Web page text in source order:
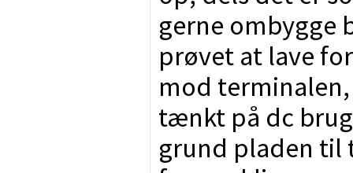
gerne ombygge
prøvet at lave
mod
tænkt på dc
grund pladen til